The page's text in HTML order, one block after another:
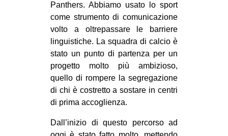
bsky
SEARCH
Panthers. Abbiamo usato lo sport
come strumento di comunicazione
volto a oltrepassare le barriere
linguistiche. La squadra di calcio è
stato un punto di partenza per un
progetto molto più ambizioso,
quello di rompere la segregazione
di chi è costretto a sostare in centri
di prima accoglienza.
Dall’inizio di questo percorso ad